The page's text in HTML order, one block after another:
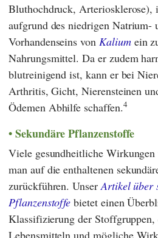
Bluthochdruck, Arteriosklerose),
aufgrund des niedrigen Natrium-
Vorhandenseins von Kaliumein
Nahrungsmittel. Da er zudem
blutreinigend ist, kann er bei
Arthritis, Gicht, Nierensteinen
Ödemen Abhilfe schaffen.4
Sekundäre Pflanzenstoffe
Viele gesundheitliche
man auf die enthaltenen
zurückführen. UnserArtikel über
Pflanzenstoffe bietet einen
Klassifizierung der